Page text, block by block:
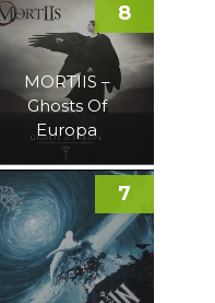
MORTIIS –
Ghosts Of
Europa
8
7